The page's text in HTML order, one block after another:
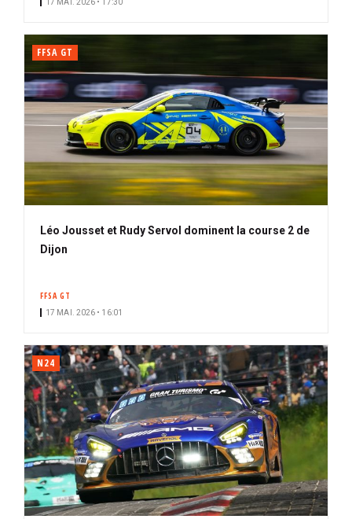
17 MAI. 2026 • 17:30
FFSA GT
Léo Jousset et Rudy Servol dominent la course 2 de
Dijon
FFSA GT
17 MAI. 2026 • 16:01
N24